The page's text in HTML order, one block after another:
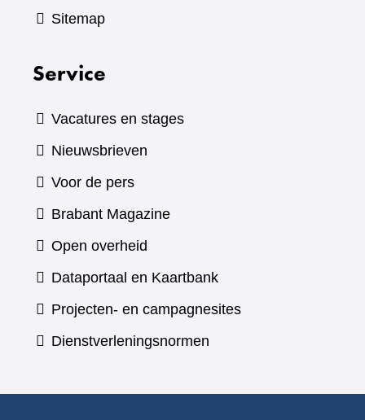
Sitemap
Service
Vacatures en stages
Nieuwsbrieven
Voor de pers
Brabant Magazine(verwijst
andere
website)
Open overheid
Dataportaal en Kaartbank(verwijst
naar
Projecten- en campagnesites
Dienstverleningsnormen